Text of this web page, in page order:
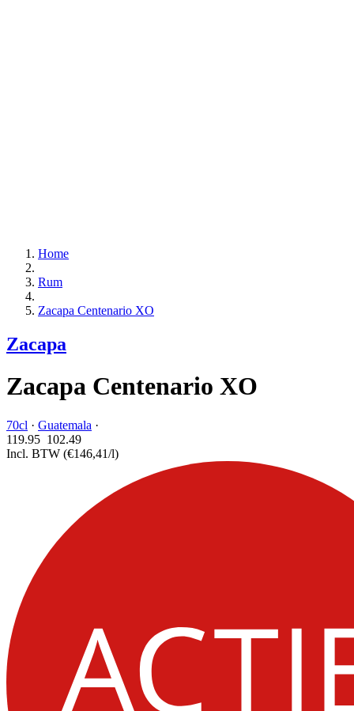
Home
Rum
Zacapa Centenario XO
Zacapa
Zacapa Centenario XO
70cl · Guatemala ·
119.95 102.49
Incl. BTW (€146,41/l)